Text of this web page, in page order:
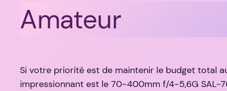
Amateur
Si votre priorité est de maintenir le budget total
impressionnant est le 70-400mm f/4-5,6G SAL-